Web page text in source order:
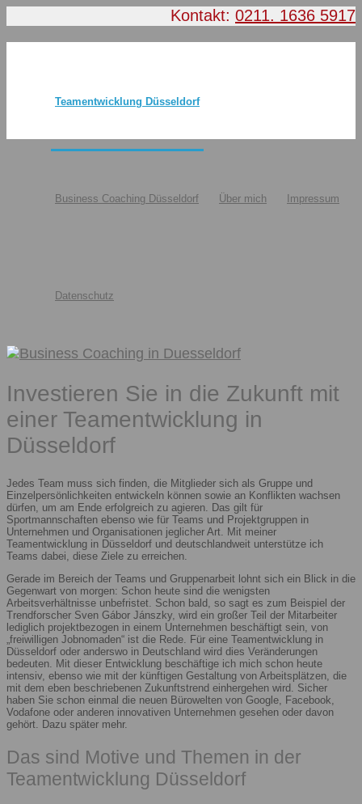
Kontakt: 0211. 1636 5917
Teamentwicklung Düsseldorf
Business Coaching Düsseldorf Über mich Impressum
Datenschutz
Investieren Sie in die Zukunft mit
einer Teamentwicklung in
Düsseldorf
Jedes Team muss sich finden, die Mitglieder sich als Gruppe und
Einzelpersönlichkeiten entwickeln können sowie an Konflikten wachsen
dürfen, um am Ende erfolgreich zu agieren. Das gilt für
Sportmannschaften ebenso wie für Teams und Projektgruppen in
Unternehmen und Organisationen jeglicher Art. Mit meiner
Teamentwicklung in Düsseldorf und deutschlandweit unterstütze ich
Teams dabei, diese Ziele zu erreichen.
Gerade im Bereich der Teams und Gruppenarbeit lohnt sich ein Blick in die
Gegenwart von morgen: Schon heute sind die wenigsten
Arbeitsverhältnisse unbefristet. Schon bald, so sagt es zum Beispiel der
Trendforscher Sven Gábor Jánszky, wird ein großer Teil der Mitarbeiter
lediglich projektbezogen in einem Unternehmen beschäftigt sein, von
„freiwilligen Jobnomaden“ ist die Rede. Für eine Teamentwicklung in
Düsseldorf oder anderswo in Deutschland wird dies Veränderungen
bedeuten. Mit dieser Entwicklung beschäftige ich mich schon heute
intensiv, ebenso wie mit der künftigen Gestaltung von Arbeitsplätzen, die
mit dem eben beschriebenen Zukunftstrend einhergehen wird. Sicher
haben Sie schon einmal die neuen Bürowelten von Google, Facebook,
Vodafone oder anderen innovativen Unternehmen gesehen oder davon
gehört. Dazu später mehr.
Das sind Motive und Themen in der
Teamentwicklung Düsseldorf